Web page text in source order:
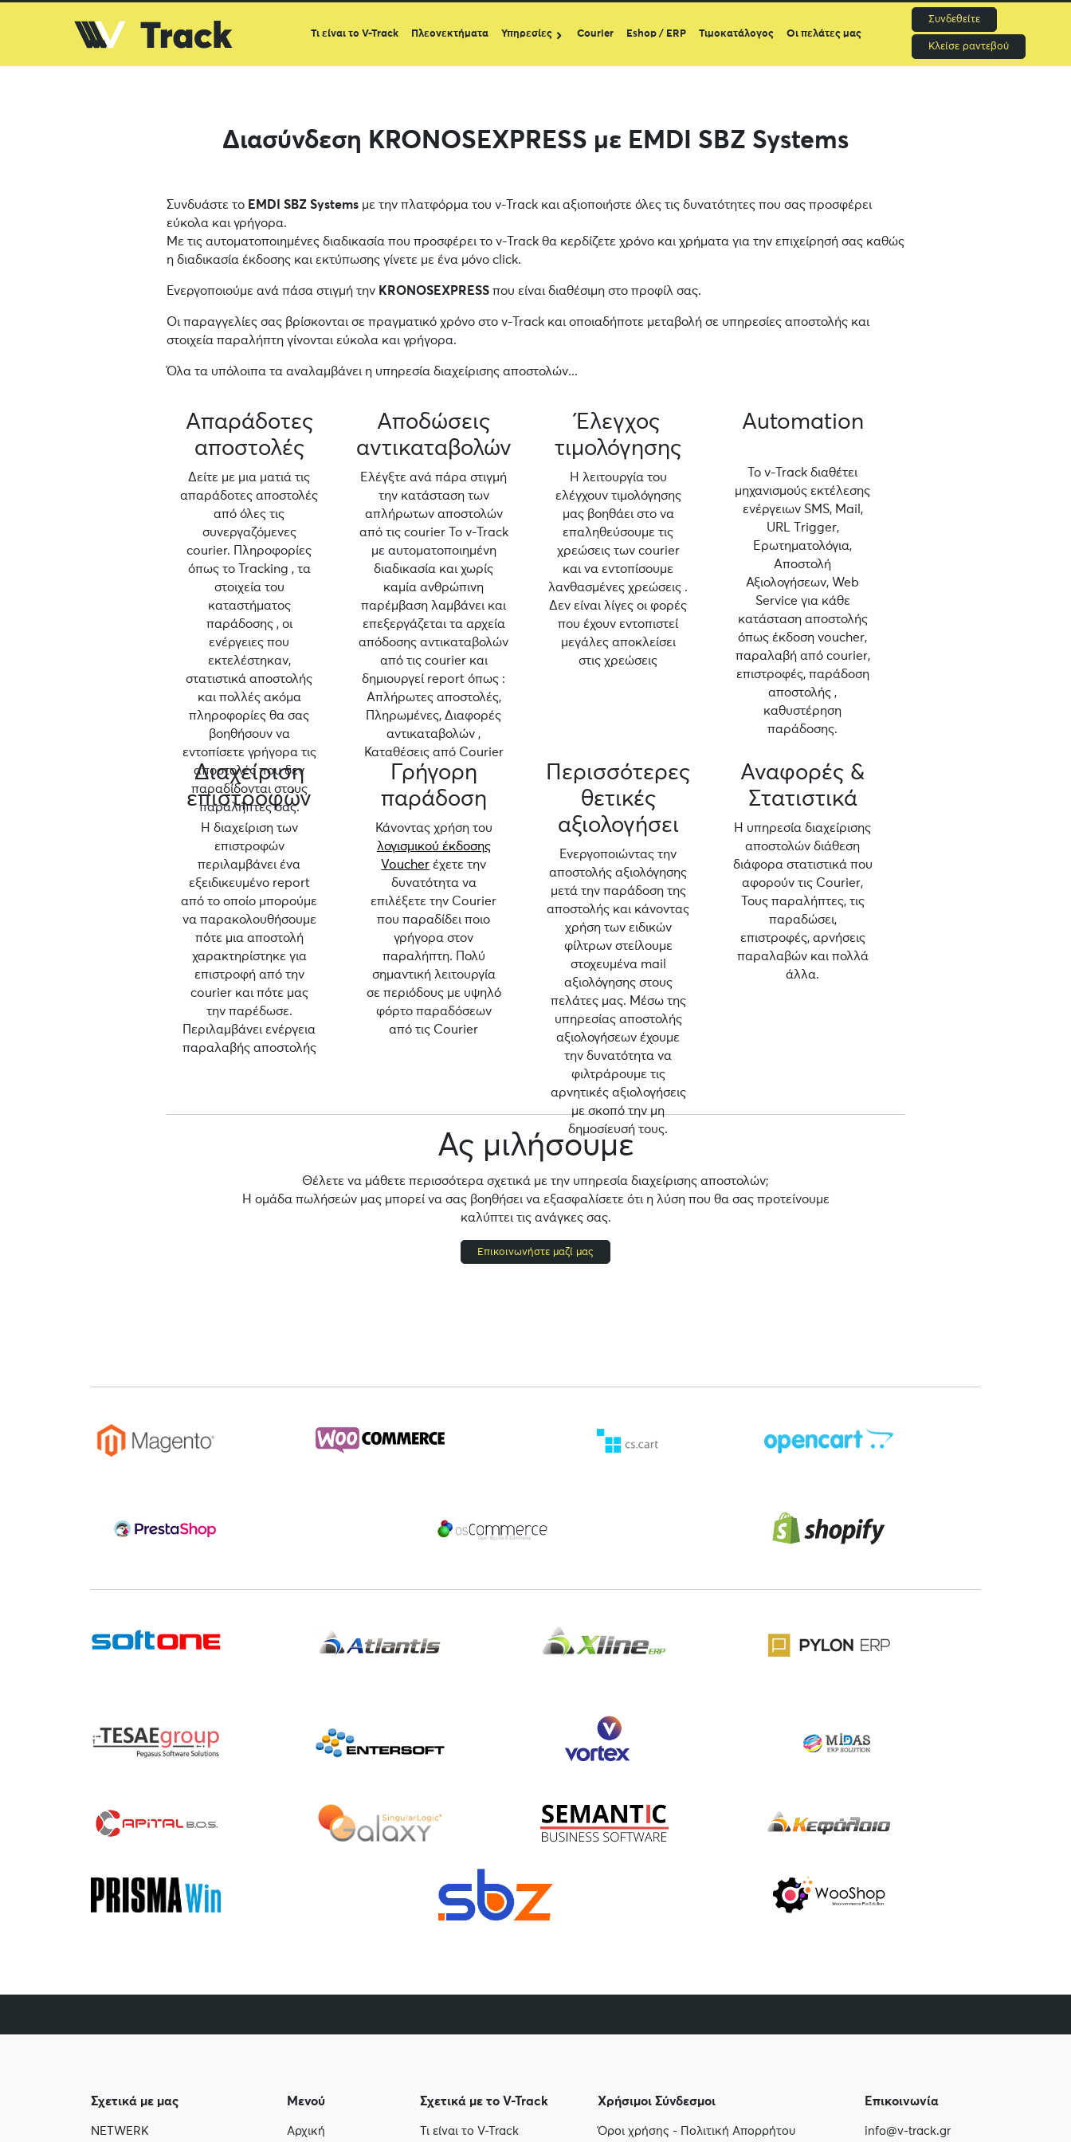
Τι είναι το V-Track Πλεονεκτήματα Υπηρεσίες Courier Eshop / ERP Τιμοκατάλογος Οι πελάτες μας
Συνδεθείτε
Κλείσε ραντεβού
Διασύνδεση KRONOSEXPRESS με EMDI SBZ Systems
Συνδυάστε το EMDI SBZ Systems με την πλατφόρμα του v-Track και αξιοποιήστε όλες τις δυνατότητες που σας προσφέρει
εύκολα και γρήγορα.
Με τις αυτοματοποιημένες διαδικασία που προσφέρει το v-Track θα κερδίζετε χρόνο και χρήματα για την επιχείρησή σας καθώς
η διαδικασία έκδοσης και εκτύπωσης γίνετε με ένα μόνο click.
Ενεργοποιούμε ανά πάσα στιγμή την KRONOSEXPRESS που είναι διαθέσιμη στο προφίλ σας.
Οι παραγγελίες σας βρίσκονται σε πραγματικό χρόνο στο v-Track και οποιαδήποτε μεταβολή σε υπηρεσίες αποστολής και
στοιχεία παραλήπτη γίνονται εύκολα και γρήγορα.
Όλα τα υπόλοιπα τα αναλαμβάνει η υπηρεσία διαχείρισης αποστολών...
Απαράδοτες
αποστολές
Δείτε με μια ματιά τις
απαράδοτες αποστολές
από όλες τις
συνεργαζόμενες
courier. Πληροφορίες
όπως το Tracking , τα
στοιχεία του
καταστήματος
παράδοσης , οι
ενέργειες που
εκτελέστηκαν,
στατιστικά αποστολής
και πολλές ακόμα
πληροφορίες θα σας
βοηθήσουν να
εντοπίσετε γρήγορα τις
αποστολές που δεν
παραδίδονται στους
παραλήπτες σας.
Αποδώσεις
αντικαταβολών
Ελέγξτε ανά πάρα στιγμή
την κατάσταση των
απλήρωτων αποστολών
από τις courier Το v-Track
με αυτοματοποιημένη
διαδικασία και χωρίς
καμία ανθρώπινη
παρέμβαση λαμβάνει και
επεξεργάζεται τα αρχεία
απόδοσης αντικαταβολών
από τις courier και
δημιουργεί report όπως :
Απλήρωτες αποστολές,
Πληρωμένες, Διαφορές
αντικαταβολών ,
Καταθέσεις από Courier
Έλεγχος
τιμολόγησης
Η λειτουργία του
ελέγχουν τιμολόγησης
μας βοηθάει στο να
επαληθεύσουμε τις
χρεώσεις των courier
και να εντοπίσουμε
λανθασμένες χρεώσεις .
Δεν είναι λίγες οι φορές
που έχουν εντοπιστεί
μεγάλες αποκλείσει
στις χρεώσεις
Automation
Το v-Track διαθέτει
μηχανισμούς εκτέλεσης
ενέργειων SMS, Mail,
URL Τrigger,
Ερωτηματολόγια,
Αποστολή
Αξιολογήσεων, Web
Service για κάθε
κατάσταση αποστολής
όπως έκδοση voucher,
παραλαβή από courier,
επιστροφές, παράδοση
αποστολής ,
καθυστέρηση
παράδοσης.
Διαχείριση
επιστροφών
Η διαχείριση των
επιστροφών
περιλαμβάνει ένα
εξειδικευμένο report
από το οποίο μπορούμε
να παρακολουθήσουμε
πότε μια αποστολή
χαρακτηρίστηκε για
επιστροφή από την
courier και πότε μας
την παρέδωσε.
Περιλαμβάνει ενέργεια
παραλαβής αποστολής
Γρήγορη
παράδοση
Κάνοντας χρήση του
λογισμικού έκδοσης
Voucher έχετε την
δυνατότητα να
επιλέξετε την Courier
που παραδίδει ποιο
γρήγορα στον
παραλήπτη. Πολύ
σημαντική λειτουργία
σε περιόδους με υψηλό
φόρτο παραδόσεων
από τις Courier
Περισσότερες
θετικές
αξιολογήσει
Ενεργοποιώντας την
αποστολής αξιολόγησης
μετά την παράδοση της
αποστολής και κάνοντας
χρήση των ειδικών
φίλτρων στείλουμε
στοχευμένα mail
αξιολόγησης στους
πελάτες μας. Μέσω της
υπηρεσίας αποστολής
αξιολογήσεων έχουμε
την δυνατότητα να
φιλτράρουμε τις
αρνητικές αξιολογήσεις
με σκοπό την μη
δημοσίευσή τους.
Αναφορές &
Στατιστικά
Η υπηρεσία διαχείρισης
αποστολών διάθεση
διάφορα στατιστικά που
αφορούν τις Courier,
Τους παραλήπτες, τις
παραδώσει,
επιστροφές, αρνήσεις
παραλαβών και πολλά
άλλα.
Ας μιλήσουμε
Θέλετε να μάθετε περισσότερα σχετικά με την υπηρεσία διαχείρισης αποστολών;
Η ομάδα πωλήσεών μας μπορεί να σας βοηθήσει να εξασφαλίσετε ότι η λύση που θα σας προτείνουμε
καλύπτει τις ανάγκες σας.
Επικοινωνήστε μαζί μας
Σχετικά με μας
NETWERK
Μενού
Αρχική
Σχετικά με το V-Track
Τι είναι το V-Track
Χρήσιμοι Σύνδεσμοι
Όροι χρήσης - Πολιτική Απορρήτου
Επικοινωνία
info@v-track.gr